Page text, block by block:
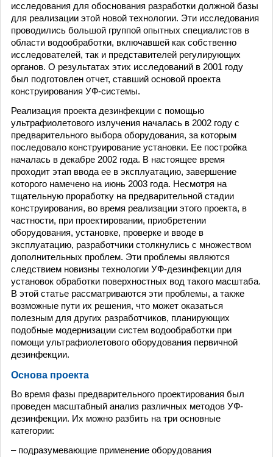
исследования для обоснования разработки должной базы
для реализации этой новой технологии. Эти исследования
проводились большой группой опытных специалистов в
области водообработки, включавшей как собственно
исследователей, так и представителей регулирующих
органов. О результатах этих исследований в 2001 году
был подготовлен отчет, ставший основой проекта
конструирования УФ-системы.
Реализация проекта дезинфекции с помощью
ультрафиолетового излучения началась в 2002 году с
предварительного выбора оборудования, за которым
последовало конструирование установки. Ее постройка
началась в декабре 2002 года. В настоящее время
проходит этап ввода ее в эксплуатацию, завершение
которого намечено на июнь 2003 года. Несмотря на
тщательную проработку на предварительной стадии
конструирования, во время реализации этого проекта, в
частности, при проектировании, приобретении
оборудования, установке, проверке и вводе в
эксплуатацию, разработчики столкнулись с множеством
дополнительных проблем. Эти проблемы являются
следствием новизны технологии УФ-дезинфекции для
установок обработки поверхностных вод такого масштаба.
В этой статье рассматриваются эти проблемы, а также
возможные пути их решения, что может оказаться
полезным для других разработчиков, планирующих
подобные модернизации систем водообработки при
помощи ультрафиолетового оборудования первичной
дезинфекции.
Основа проекта
Во время фазы предварительного проектирования был
проведен масштабный анализ различных методов УФ-
дезинфекции. Их можно разбить на три основные
категории:
– подразумевающие применение оборудования